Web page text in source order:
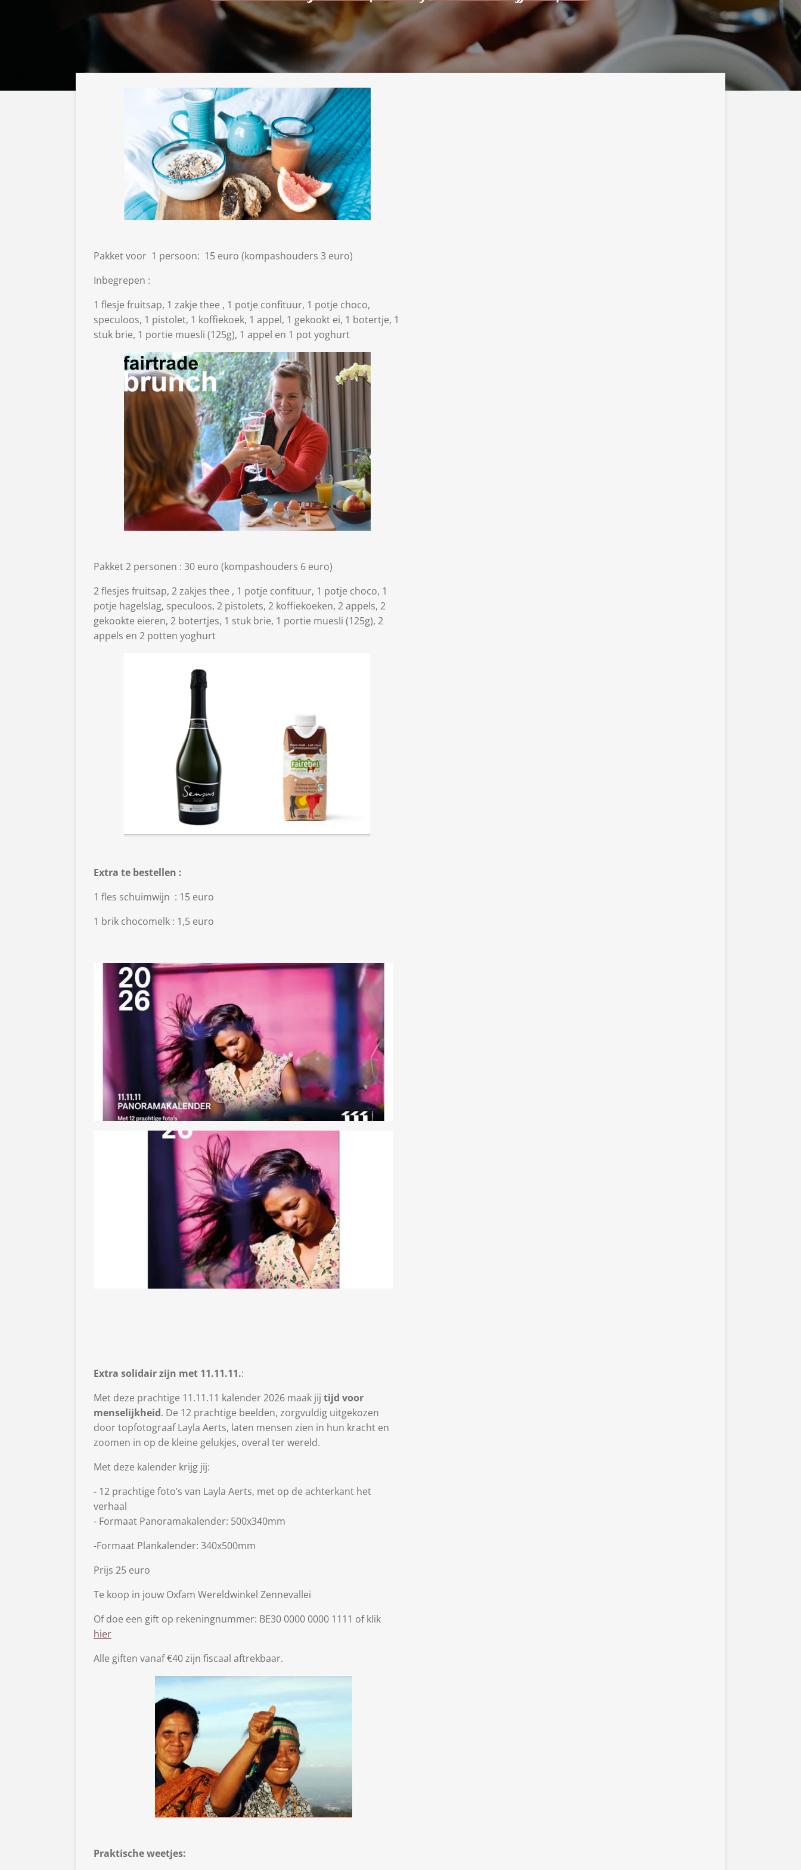
Pakket voor 1 persoon: 15 euro (kompashouders 3 euro)
Inbegrepen :
1 flesje fruitsap, 1 zakje thee , 1 potje confituur, 1 potje choco,
speculoos, 1 pistolet, 1 koffiekoek, 1 appel, 1 gekookt ei, 1 botertje, 1
stuk brie, 1 portie muesli (125g), 1 appel en 1 pot yoghurt
Pakket 2 personen : 30 euro (kompashouders 6 euro)
2 flesjes fruitsap, 2 zakjes thee , 1 potje confituur, 1 potje choco, 1
potje hagelslag, speculoos, 2 pistolets, 2 koffiekoeken, 2 appels, 2
gekookte eieren, 2 botertjes, 1 stuk brie, 1 portie muesli (125g), 2
appels en 2 potten yoghurt
Extra te bestellen :
1 fles schuimwijn : 15 euro
1 brik chocomelk : 1,5 euro
Extra solidair zijn met 11.11.11.:
Met deze prachtige 11.11.11 kalender 2026 maak jij tijd voor
menselijkheid. De 12 prachtige beelden, zorgvuldig uitgekozen
door topfotograaf Layla Aerts, laten mensen zien in hun kracht en
zoomen in op de kleine gelukjes, overal ter wereld.
Met deze kalender krijg jij:
- 12 prachtige foto’s van Layla Aerts, met op de achterkant het
verhaal
- Formaat Panoramakalender: 500x340mm
-Formaat Plankalender: 340x500mm
Prijs 25 euro
Te koop in jouw Oxfam Wereldwinkel Zennevallei
Of doe een gift op rekeningnummer: BE30 0000 0000 1111 of klik
hier
Alle giften vanaf €40 zijn fiscaal aftrekbaar.
Praktische weetjes: